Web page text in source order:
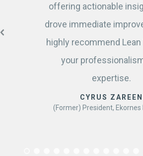
offering actionable
drove immediate
highly recommend
your
expertise.
CYRUS ZAREEN
(Former) President, Ekornes